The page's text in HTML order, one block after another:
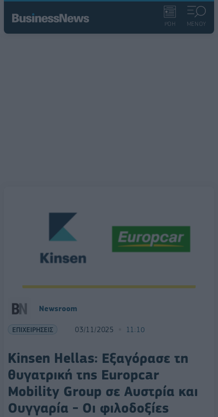
ΡΟΗ ΜΕΝΟΥ
Newsroom
ΕΠΙΧΕΙΡΗΣΕΙΣ 03/11/2025 11:10
Kinsen Hellas: Εξαγόρασε τη
θυγατρική της Europcar
Mobility Group σε Αυστρία και
Ουγγαρία - Οι φιλοδοξίες